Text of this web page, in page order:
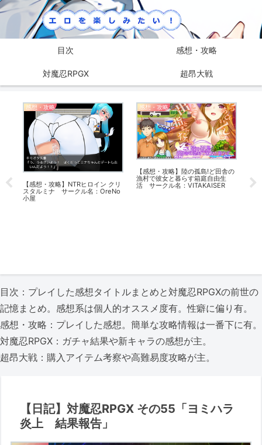
目次 感想・攻略
対魔忍RPGX 超昂大戦
感想・攻略
【感想・攻略】NTRヒロイン クリ
スタルミナ サークル名：OreNo
小屋
感想・攻略
【感想・攻略】陸の孤島!ど田舎の
漁村で彼女と暮らす箱庭自由生
活 サークル名：VITAKAISER
帰
禁-
目次：プレイした感想タイトルまとめと対魔忍RPGXの前世の
記憶まとめ。感想系は個人的オススメ度有。性癖に偏り有。
感想・攻略：プレイした感想。簡単な攻略情報は一番下に有。
対魔忍RPGX：ガチャ結果や新キャラの感想が主。
超昂大戦：購入アイテム考察や高難易度攻略が主。
【日記】対魔忍RPGX その55「ヨミハラ
炎上 結果報告」